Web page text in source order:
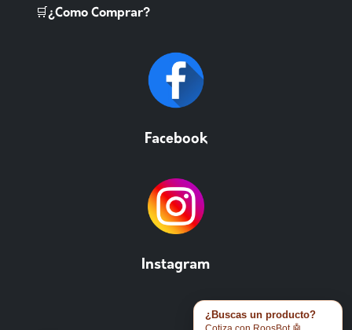
🛒¿Como Comprar?
Facebook
Instagram
¿Buscas un producto?